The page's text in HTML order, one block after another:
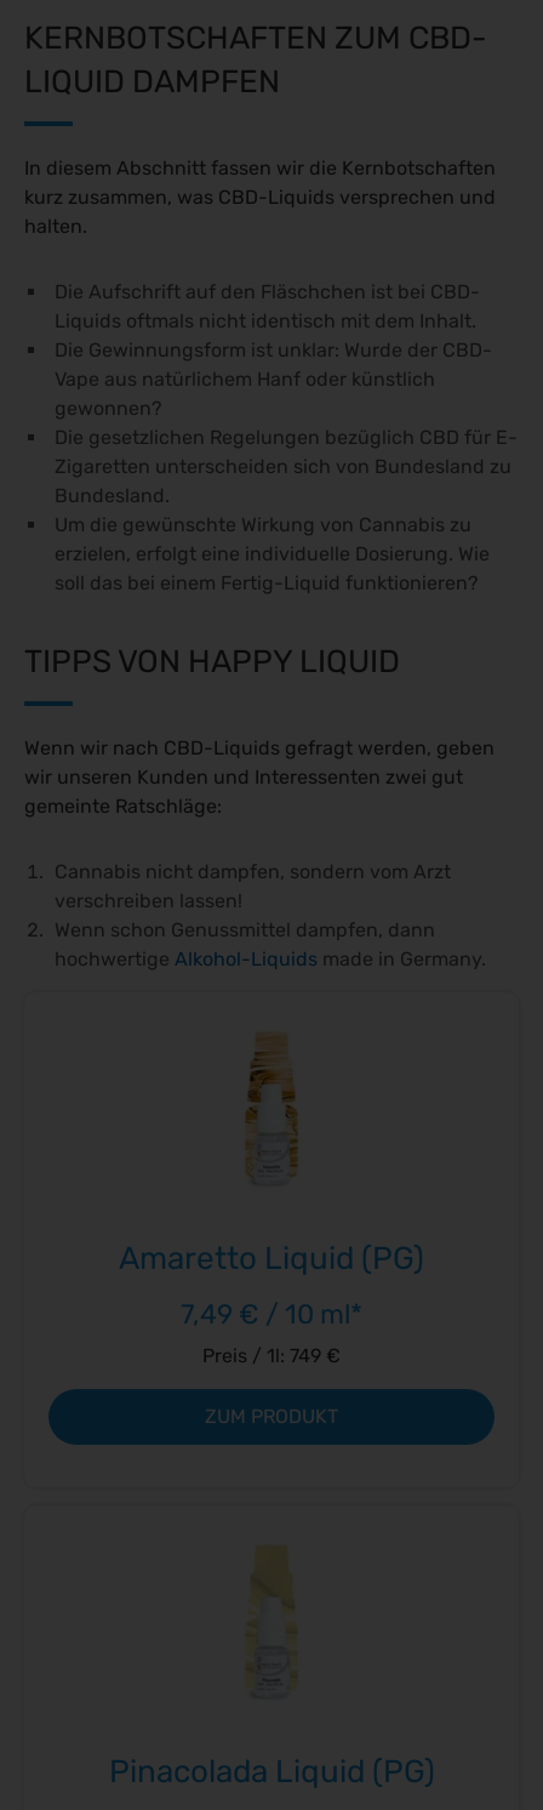
KERNBOTSCHAFTEN ZUM CBD-
LIQUID DAMPFEN
In diesem Abschnitt fassen wir die Kernbotschaften
kurz zusammen, was CBD-Liquids versprechen und
halten.
Die Aufschrift auf den Fläschchen ist bei CBD-
Liquids oftmals nicht identisch mit dem Inhalt.
Die Gewinnungsform ist unklar: Wurde der CBD-
Vape aus natürlichem Hanf oder künstlich
gewonnen?
Die gesetzlichen Regelungen bezüglich CBD für E-
Zigaretten unterscheiden sich von Bundesland zu
Bundesland.
Um die gewünschte Wirkung von Cannabis zu
erzielen, erfolgt eine individuelle Dosierung. Wie
soll das bei einem Fertig-Liquid funktionieren?
TIPPS VON HAPPY LIQUID
Wenn wir nach CBD-Liquids gefragt werden, geben
wir unseren Kunden und Interessenten zwei gut
gemeinte Ratschläge:
Cannabis nicht dampfen, sondern vom Arzt
verschreiben lassen!
Wenn schon Genussmittel dampfen, dann
hochwertige Alkohol-Liquids made in Germany.
Amaretto Liquid (PG)
7,49 € / 10 ml*
Preis / 1l: 749 €
ZUM PRODUKT
Pinacolada Liquid (PG)